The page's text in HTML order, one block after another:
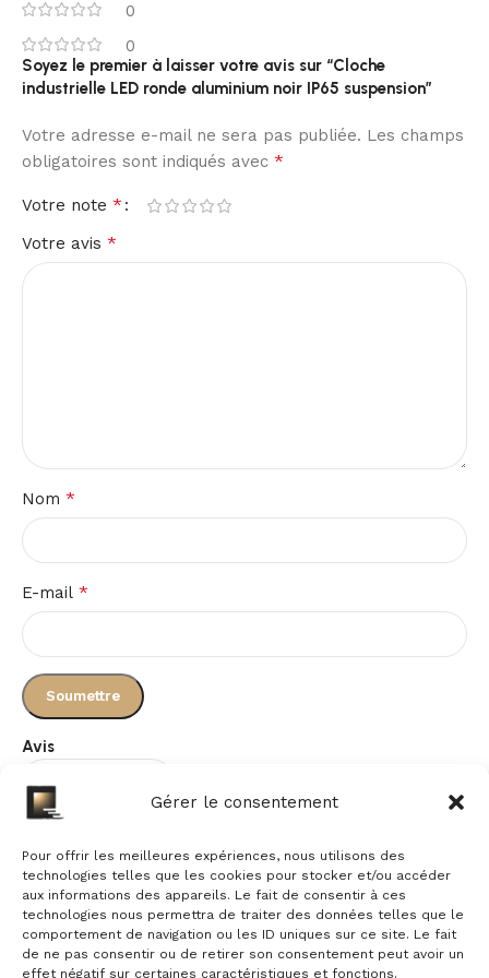
Gérer le consentement
Pour offrir les meilleures expériences, nous utilisons des
technologies telles que les cookies pour stocker et/ou accéder
aux informations des appareils. Le fait de consentir à ces
technologies nous permettra de traiter des données telles que le
comportement de navigation ou les ID uniques sur ce site. Le fait
de ne pas consentir ou de retirer son consentement peut avoir un
effet négatif sur certaines caractéristiques et fonctions.
La garantie de 5 ans vient compléter un ensemble
technique cohérent, pensé pour offrir un éclairage
extérieur durable, stable et adapté aux besoins des
installations modernes.
0
0
Avis
Soyez le premier à laisser votre avis sur “Cloche
industrielle LED ronde aluminium noir IP65 suspension”
Votre adresse e-mail ne sera pas publiée. Les champs
obligatoires sont indiqués avec *
Votre note *
Votre avis *
Nom *
E-mail *